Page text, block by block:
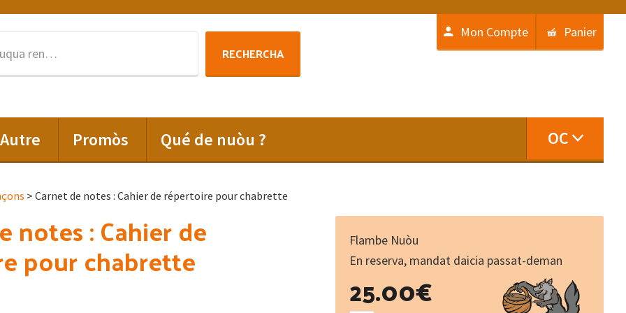
:
RECHERCHA
Mon Compte Panier
Autre Promòs Qué de nuòu ? OC
> Carnet de notes : Cahier de répertoire pour chabrette
notes : Cahier de
pour chabrette
Flambe Nuòu
En reserva, mandat daicia passat-deman
25.00€
de
notes